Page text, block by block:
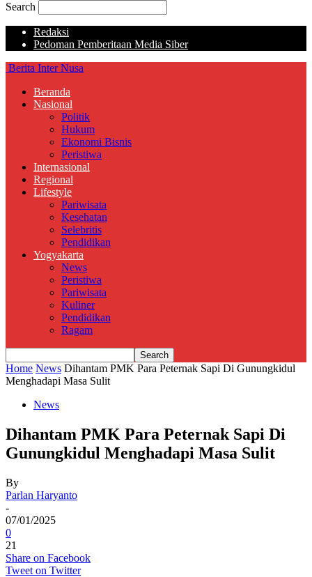
Search
Redaksi
Pedoman Pemberitaan Media Siber
Berita Inter Nusa
Beranda
Nasional
Politik
Hukum
Ekonomi Bisnis
Peristiwa
Internasional
Regional
Lifestyle
Pariwisata
Kesehatan
Selebritis
Pendidikan
Yogyakarta
News
Peristiwa
Pariwisata
Kuliner
Pendidikan
Ragam
Home News Dihantam PMK Para Peternak Sapi Di Gunungkidul
Menghadapi Masa Sulit
News
Dihantam PMK Para Peternak Sapi Di
Gunungkidul Menghadapi Masa Sulit
By
Parlan Haryanto
-
07/01/2025
0
21
Share on Facebook
Tweet on Twitter